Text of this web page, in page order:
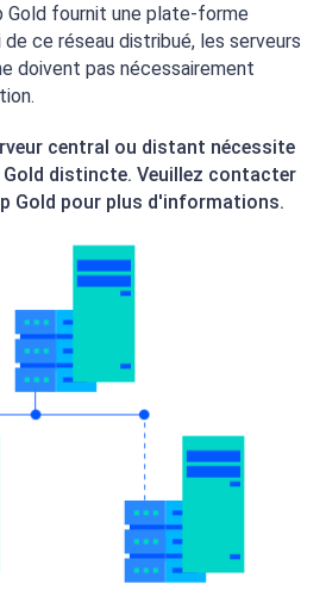
Gold fournit une plate-forme
ce réseau distribué, les serveurs
doivent pas nécessairement
central ou distant nécessite
Gold distincte. Veuillez contacter
Gold pour plus d'informations.